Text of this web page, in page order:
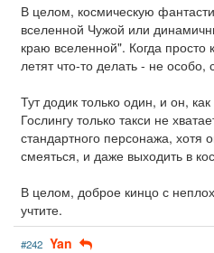
В целом, космическую
вселенной Чужой или
краю вселенной". Когда просто
летят что-то делать - не особо,
Тут додик только один, и он,
Гослингу только такси не
стандартного персонажа, хотя
смеяться, и даже выходить в
В целом, доброе кинцо с
учтите.
#242 Yan